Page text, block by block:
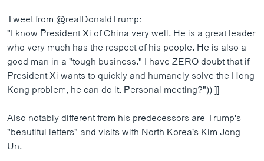
Tweet from @realDonaldTrump:
"I know President Xi of China very well. He is a great leader
who very much has the respect of his people. He is also a
good man in a "tough business." I have ZERO doubt that if
President Xi wants to quickly and humanely solve the Hong
Kong problem, he can do it. Personal meeting?")) ]]
Also notably different from his predecessors are Trump's
"beautiful letters" and visits with North Korea's Kim Jong
Un.